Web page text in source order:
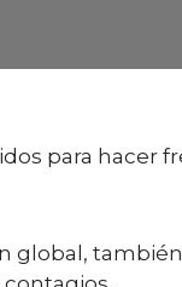
para hacer
global,